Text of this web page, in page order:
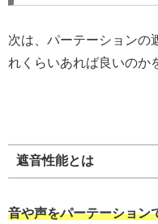
次は、パーテーションの
れくらいあれば良いのか
遮音性能とは
音や声をパーテーション